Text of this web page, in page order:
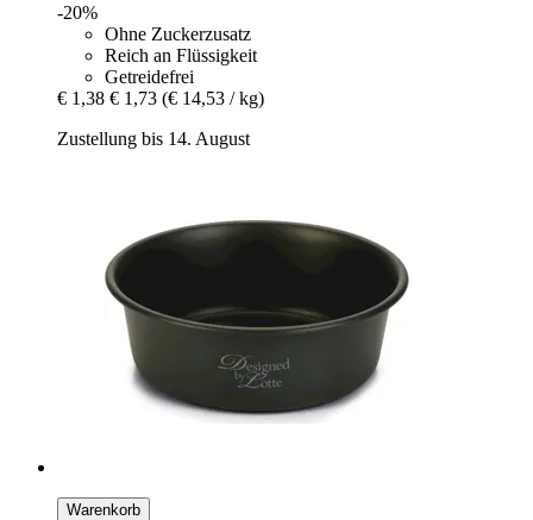
-20%
Ohne Zuckerzusatz
Reich an Flüssigkeit
Getreidefrei
€ 1,38 € 1,73 (€ 14,53 / kg)
Zustellung bis 14. August
Warenkorb